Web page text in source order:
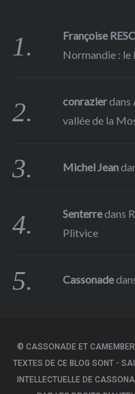
Françoise
Normandie :
conrazierdans
vallée de la
Michel Jean
Senterredans
Plitvice
Cassonade
© CASSONADE ET
TEXTES DE CE BLOG SONT -
INTELLECTUELLE DE